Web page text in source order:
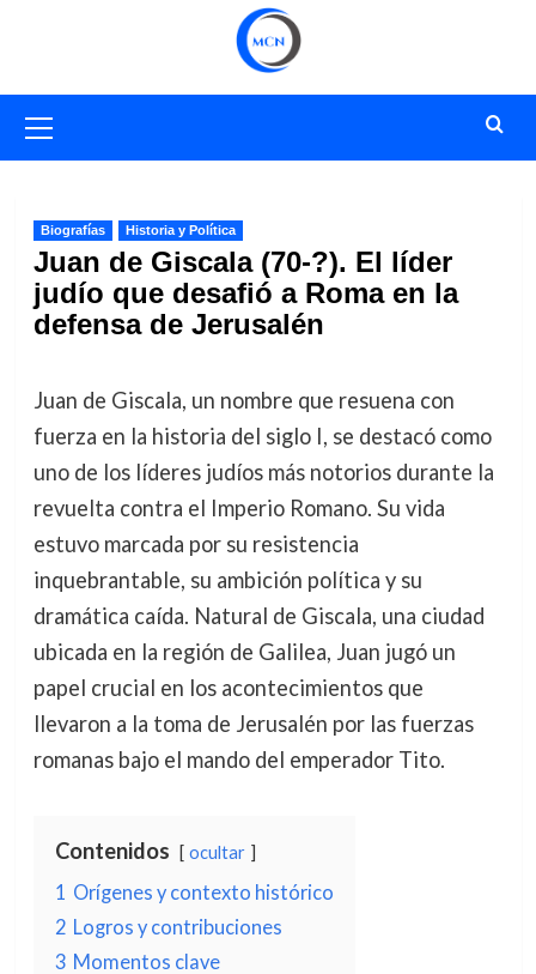
primario
Biografías Historia y Política
Juan de Giscala (70-?). El líder
judío que desafió a Roma en la
defensa de Jerusalén
Juan de Giscala, un nombre que resuena con
fuerza en la historia del siglo I, se destacó como
uno de los líderes judíos más notorios durante la
revuelta contra el Imperio Romano. Su vida
estuvo marcada por su resistencia
inquebrantable, su ambición política y su
dramática caída. Natural de Giscala, una ciudad
ubicada en la región de Galilea, Juan jugó un
papel crucial en los acontecimientos que
llevaron a la toma de Jerusalén por las fuerzas
romanas bajo el mando del emperador Tito.
Contenidos ocultar
1 Orígenes y contexto histórico
2 Logros y contribuciones
3 Momentos clave